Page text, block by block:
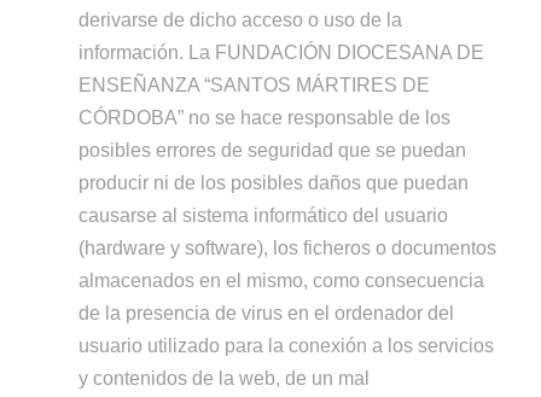
derivarse de dicho acceso o uso de la
información. La FUNDACIÓN DIOCESANA DE
ENSEÑANZA “SANTOS MÁRTIRES DE
CÓRDOBA” no se hace responsable de los
posibles errores de seguridad que se puedan
producir ni de los posibles daños que puedan
causarse al sistema informático del usuario
(hardware y software), los ficheros o documentos
almacenados en el mismo, como consecuencia
de la presencia de virus en el ordenador del
usuario utilizado para la conexión a los servicios
y contenidos de la web, de un mal